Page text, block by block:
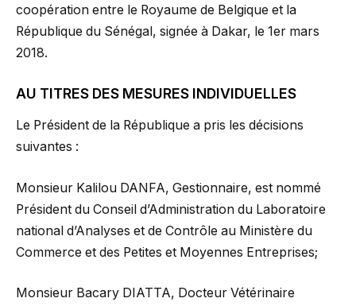
coopération entre le Royaume de Belgique et la
République du Sénégal, signée à Dakar, le 1er mars
2018.
AU TITRES DES MESURES INDIVIDUELLES
Le Président de la République a pris les décisions
suivantes :
Monsieur Kalilou DANFA, Gestionnaire, est nommé
Président du Conseil d’Administration du Laboratoire
national d’Analyses et de Contrôle au Ministère du
Commerce et des Petites et Moyennes Entreprises;
Monsieur Bacary DIATTA, Docteur Vétérinaire